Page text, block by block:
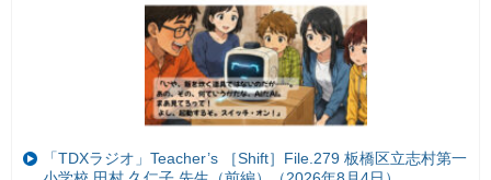
「TDXラジオ」Teacher’s ［Shift］File.279 板橋区立志村第一